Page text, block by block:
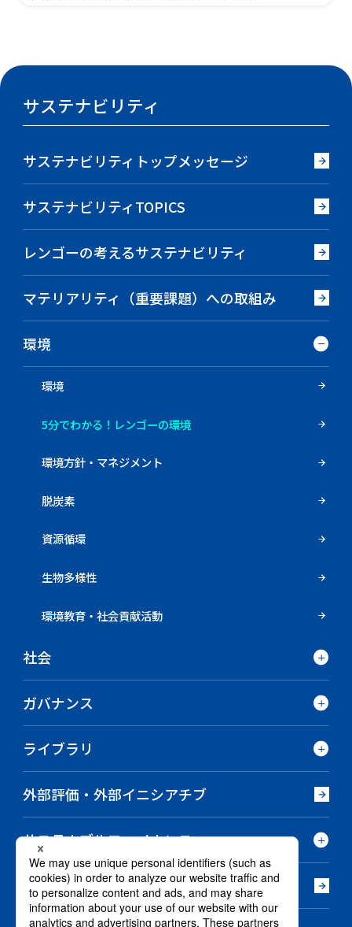
サステナビリティ
サステナビリティトップメッセージ
サステナビリティTOPICS
レンゴーの考えるサステナビリティ
マテリアリティ（重要課題）への取組み
環境
環境
5分でわかる！レンゴーの環境
環境方針・マネジメント
脱炭素
資源循環
生物多様性
環境教育・社会貢献活動
社会
ガバナンス
ライブラリ
外部評価・外部イニシアチブ
サステナブルファイナンス
法令対応